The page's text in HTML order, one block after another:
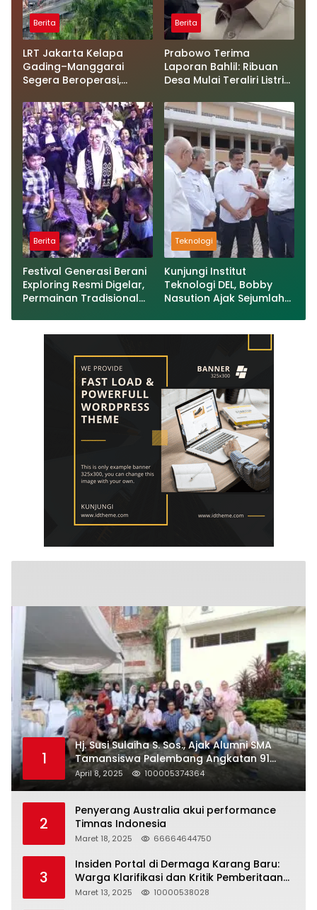
Berita
LRT Jakarta Kelapa
Gading–Manggarai
Segera Beroperasi,
Berita
Prabowo Terima
Laporan Bahlil: Ribuan
Desa Mulai Teraliri Listrik,
Babak Baru
Berita
Festival Generasi Berani
Exploring Resmi Digelar,
Permainan Tradisional
Kecanduan Gadget
Teknologi
Kunjungi Institut
Teknologi DEL, Bobby
Nasution Ajak Sejumlah
Fasilitas dan
Teknologinya,Buatlah
judul di samping menjadi
lebih menarik
1
Hj. Susi Sulaiha S. Sos., Ajak Alumni SMA
Tamansiswa Palembang Angkatan 91
Halal Bihalal
April 8, 2025 100005374364
2
Penyerang Australia akui performance
Timnas Indonesia
Maret 18, 2025 66664644750
3
Insiden Portal di Dermaga Karang Baru:
Warga Klarifikasi dan Kritik Pemberitaan
yang Tidak Akurat
Maret 13, 2025 10000538028